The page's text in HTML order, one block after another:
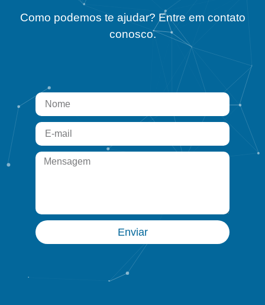
Como podemos te ajudar? Entre em contato
conosco.
Enviar